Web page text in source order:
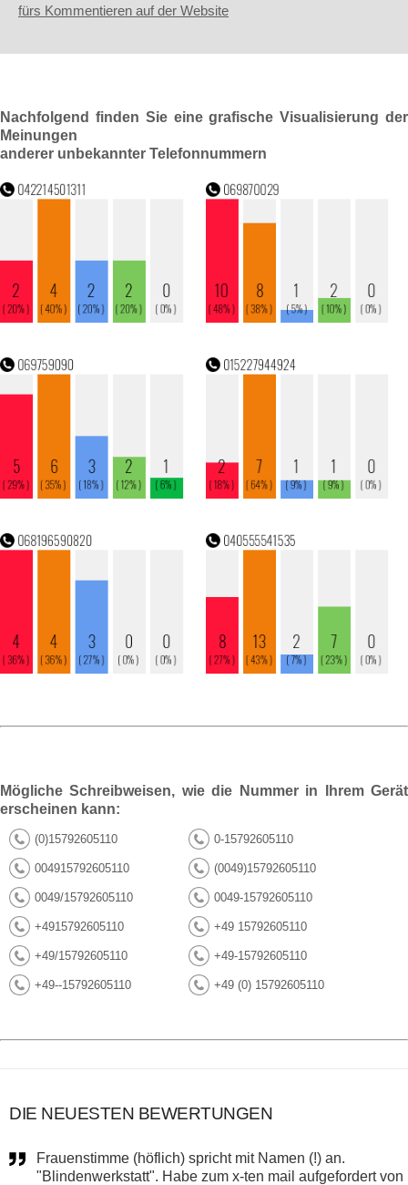
fürs Kommentieren auf der Website
Nachfolgend finden Sie eine grafische Visualisierung der
Meinungen
anderer unbekannter Telefonnummern
Mögliche Schreibweisen, wie die Nummer in Ihrem Gerät
erscheinen kann:
(0)15792605110 0-15792605110
004915792605110 (0049)15792605110
0049/15792605110 0049-15792605110
+4915792605110 +49 15792605110
+49/15792605110 +49-15792605110
+49--15792605110 +49 (0) 15792605110
DIE NEUESTEN BEWERTUNGEN
Frauenstimme (höflich) spricht mit Namen (!) an.
"Blindenwerkstatt". Habe zum x-ten mail aufgefordert von